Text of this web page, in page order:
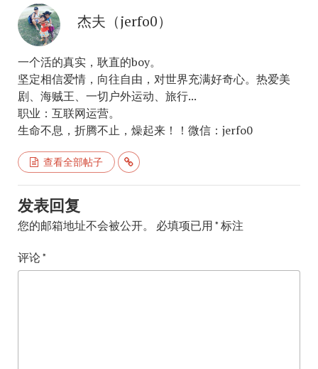
杰夫（jerfo0）
一个活的真实，耿直的boy。
坚定相信爱情，向往自由，对世界充满好奇心。热爱美
剧、海贼王、一切户外运动、旅行...
职业：互联网运营。
生命不息，折腾不止，燥起来！！微信：jerfo0
查看全部帖子
发表回复
您的邮箱地址不会被公开。 必填项已用 *标注
评论*